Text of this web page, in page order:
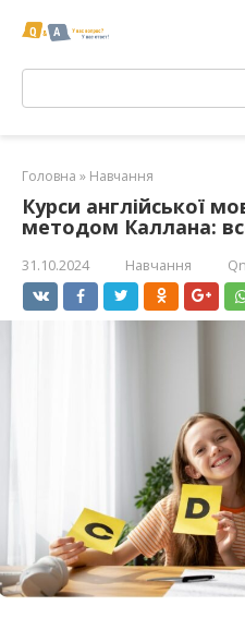
Поиск:
Головна » Навчання
Курси англійської
методом Каллана:
31.10.2024 Навчання